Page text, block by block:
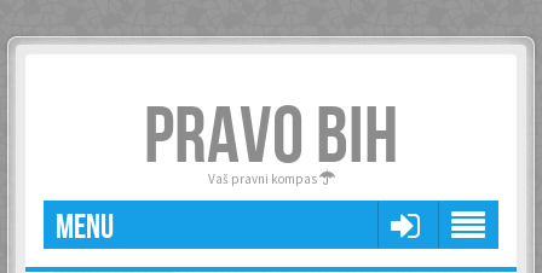
PRAVO BIH
Vaš pravni kompas
MENU